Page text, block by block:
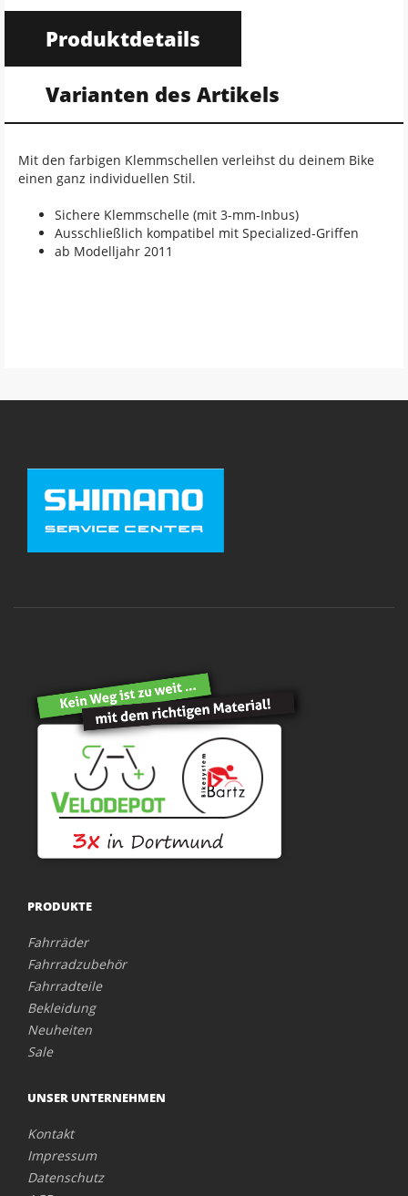
Produktdetails
Varianten des Artikels
Mit den farbigen Klemmschellen verleihst du deinem Bike
einen ganz individuellen Stil.
Sichere Klemmschelle (mit 3-mm-Inbus)
Ausschließlich kompatibel mit Specialized-Griffen
ab Modelljahr 2011
PRODUKTE
Fahrräder
Fahrradzubehör
Fahrradteile
Bekleidung
Neuheiten
Sale
UNSER UNTERNEHMEN
Kontakt
Impressum
Datenschutz